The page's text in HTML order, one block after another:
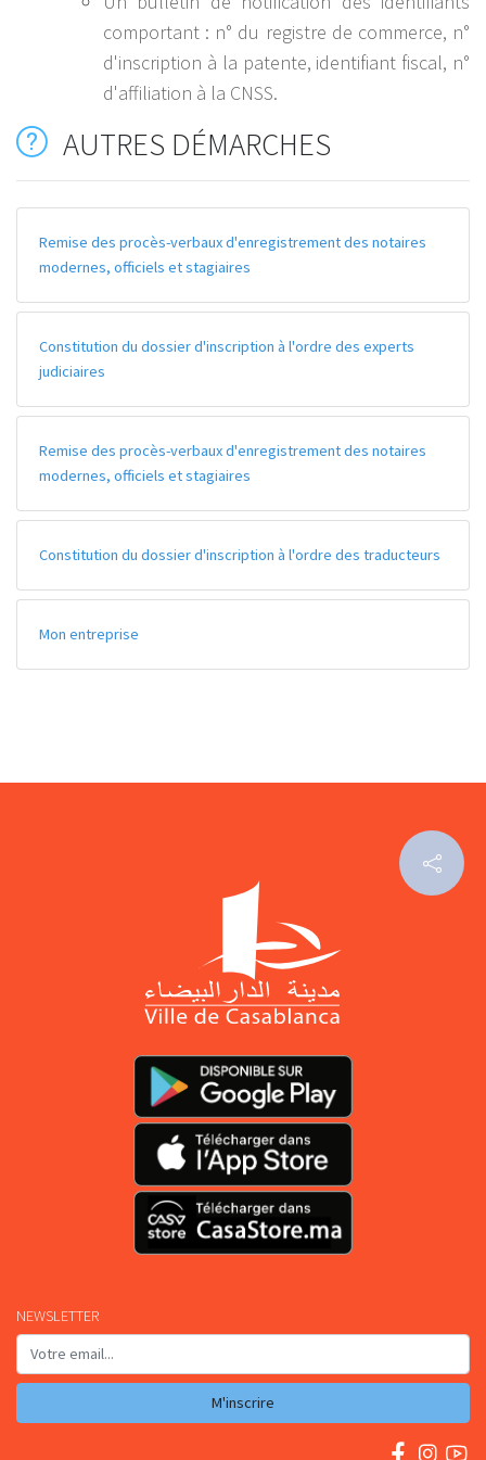
comportant : n° du registre de commerce, n°
d'inscription à la patente, identifiant fiscal, n°
d'affiliation à la CNSS.
AUTRES DÉMARCHES
Remise des procès-verbaux d'enregistrement des notaires
modernes, officiels et stagiaires
Constitution du dossier d'inscription à l'ordre des experts
judiciaires
Remise des procès-verbaux d'enregistrement des notaires
modernes, officiels et stagiaires
Constitution du dossier d'inscription à l'ordre des traducteurs
Mon entreprise
NEWSLETTER
M'inscrire